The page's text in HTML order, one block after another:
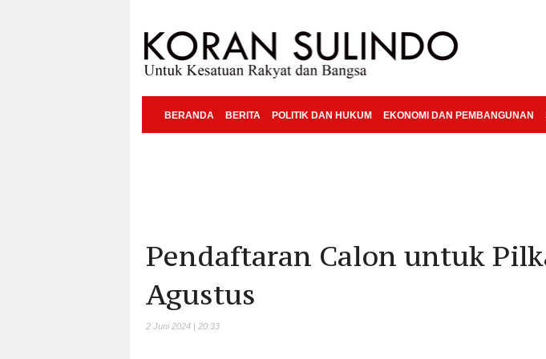
BERANDA BERITA POLITIK DAN HUKUM EKONOMI DAN PEMBANGUNAN
Pendaftaran Calon untuk
Agustus
2 Juni 2024 | 20:33